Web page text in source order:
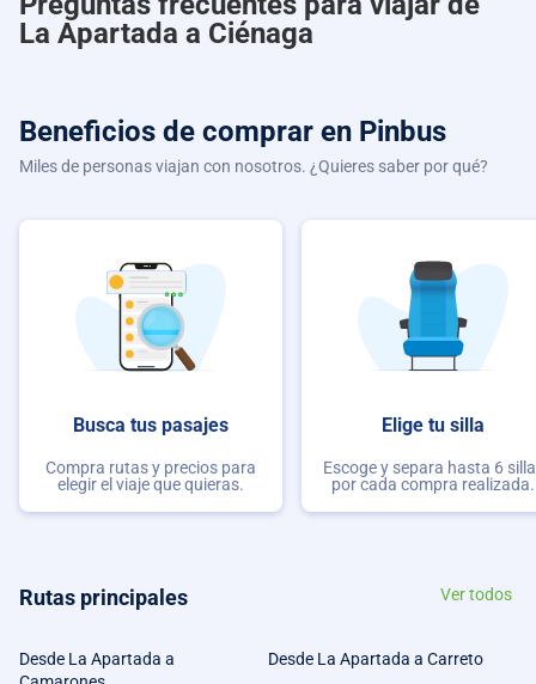
La Apartada a Ciénaga
Beneficios de comprar en Pinbus
Miles de personas viajan con nosotros. ¿Quieres saber por qué?
Busca tus pasajes
Compra rutas y precios para
elegir el viaje que quieras.
Elige tu silla
Escoge y separa hasta 6
por cada compra realizada.
Rutas principales Ver todos
Desde La Apartada a
Desde La Apartada a Carreto